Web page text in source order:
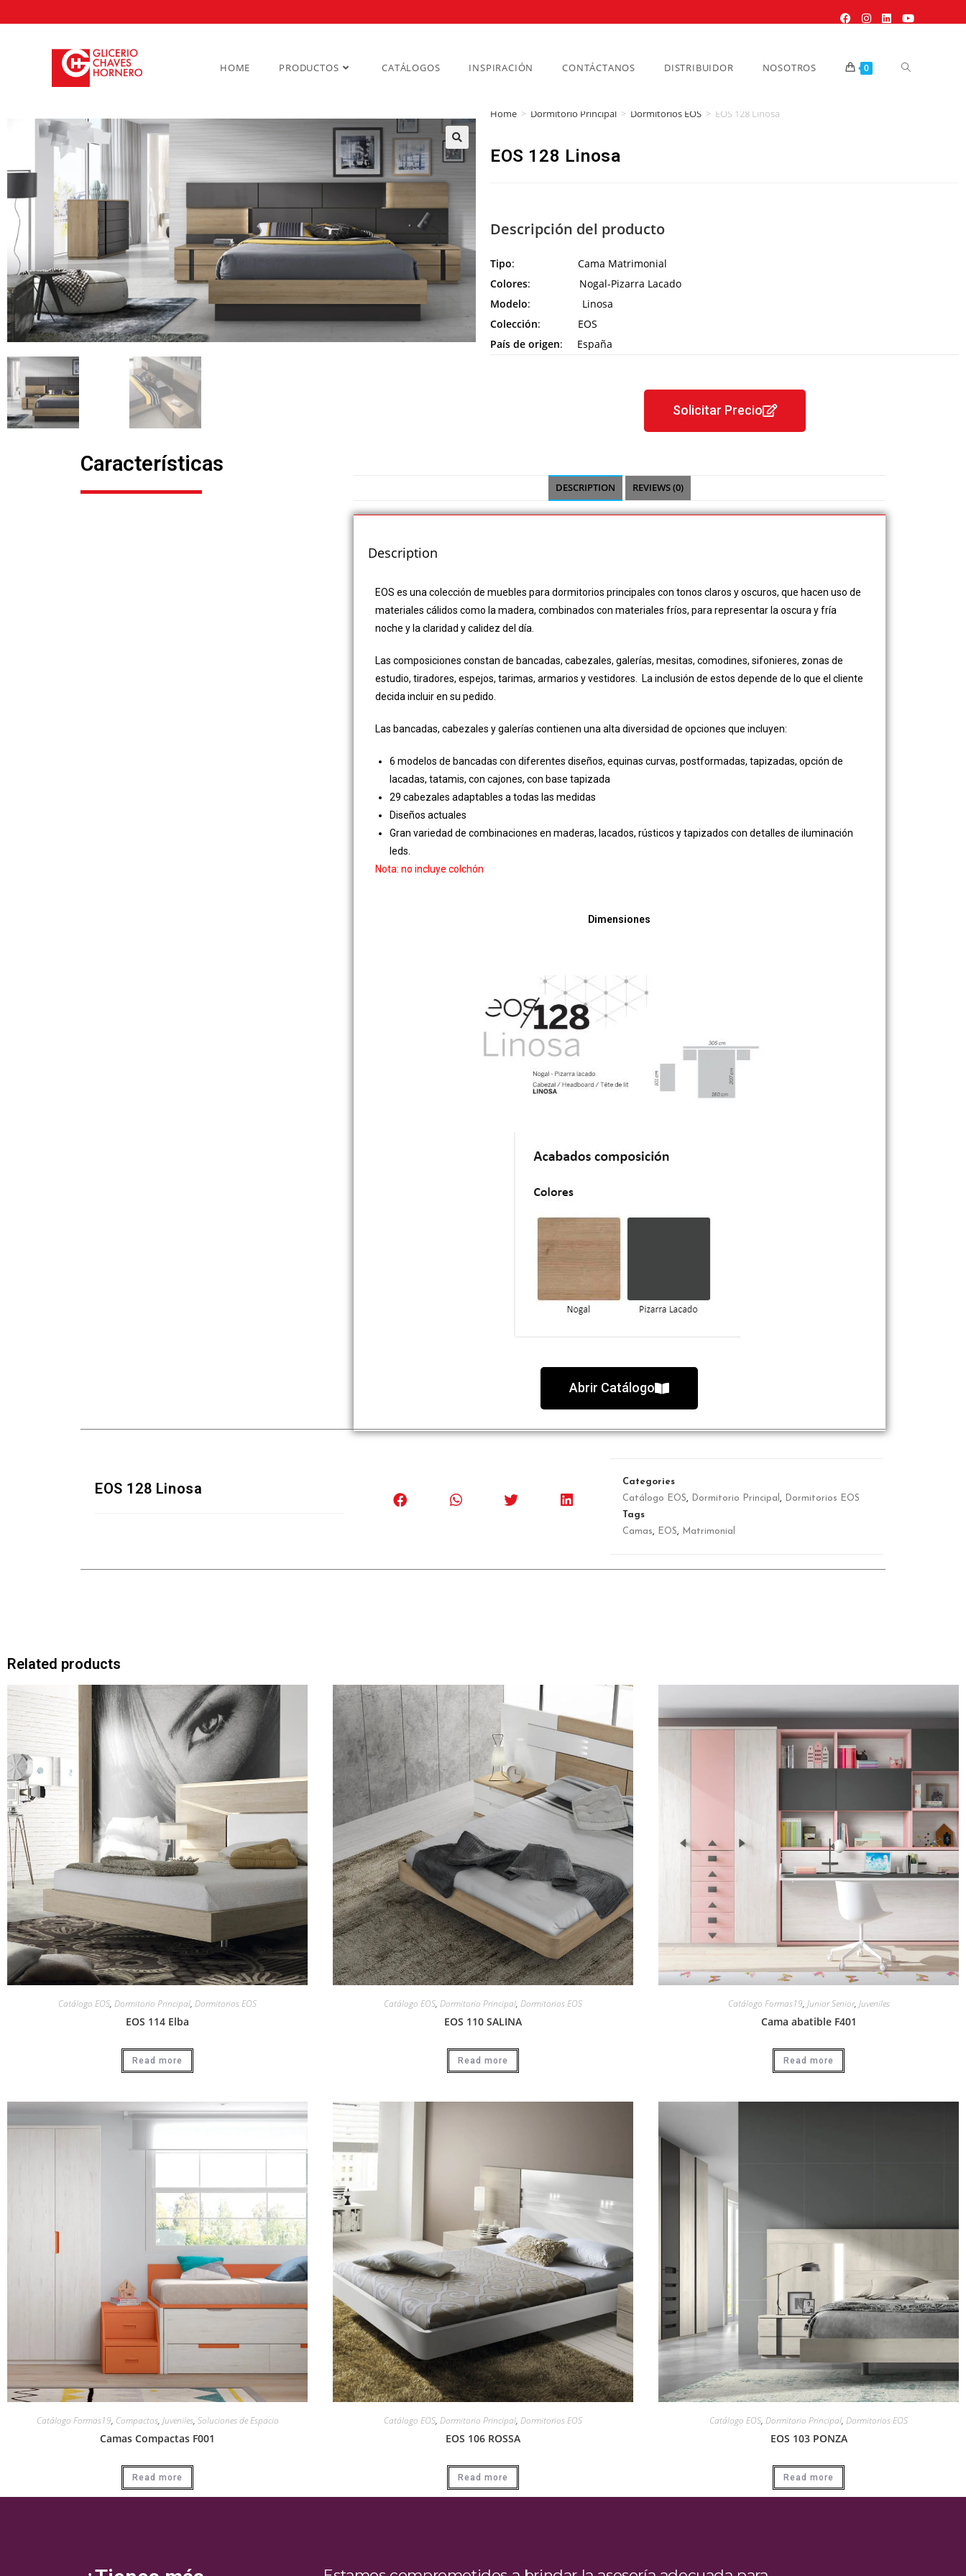
HOME PRODUCTOS CATÁLOGOS INSPIRACIÓN CONTÁCTANOS DISTRIBUIDOR NOSOTROS 0
Home > Dormitorio Principal > Dormitorios EOS > EOS 128 Linosa
EOS 128 Linosa
Descripción del producto
Tipo: Cama Matrimonial
Colores: Nogal-Pizarra Lacado
Modelo: Linosa
Colección: EOS
País de origen: España
Solicitar Precio
Características
DESCRIPTION REVIEWS (0)
Description
EOS es una colección de muebles para dormitorios principales con tonos claros y oscuros, que hacen uso de
materiales cálidos como la madera, combinados con materiales fríos, para representar la oscura y fría
noche y la claridad y calidez del día.
Las composiciones constan de bancadas, cabezales, galerías, mesitas, comodines, sifonieres, zonas de
estudio, tiradores, espejos, tarimas, armarios y vestidores. La inclusión de estos depende de lo que el cliente
decida incluir en su pedido.
Las bancadas, cabezales y galerías contienen una alta diversidad de opciones que incluyen:
6 modelos de bancadas con diferentes diseños, equinas curvas, postformadas, tapizadas, opción de
lacadas, tatamis, con cajones, con base tapizada
29 cabezales adaptables a todas las medidas
Diseños actuales
Gran variedad de combinaciones en maderas, lacados, rústicos y tapizados con detalles de iluminación
leds.
Nota: no incluye colchón
Dimensiones
Abrir Catálogo
EOS 128 Linosa
Categories
Catálogo EOS, Dormitorio Principal,
Dormitorios EOS
Tags
Camas, EOS, Matrimonial
Related products
Catálogo EOS, Dormitorio Principal, Dormitorios EOS
EOS 114 Elba
Read more
Catálogo EOS, Dormitorio Principal, Dormitorios EOS
EOS 110 SALINA
Read more
Catálogo Formas19, Junior Senior, Juveniles
Cama abatible F401
Read more
Catálogo Formas19, Compactos, Juveniles, Soluciones de Espacio
Camas Compactas F001
Read more
Catálogo EOS, Dormitorio Principal, Dormitorios EOS
EOS 106 ROSSA
Read more
Catálogo EOS, Dormitorio Principal, Dormitorios EOS
EOS 103 PONZA
Read more